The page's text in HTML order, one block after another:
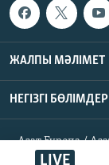
LIVE
ЖАЛПЫ МӘЛІМЕТ
НЕГІЗГІ БӨЛІМДЕР
Азат Еуропа /
құқықтары